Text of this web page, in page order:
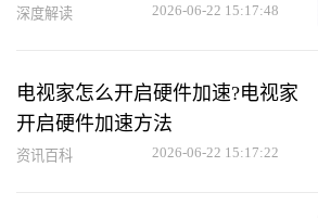
深度解读 2026-06-22 15:17:48
电视家怎么开启硬件加速?电视家
开启硬件加速方法
资讯百科 2026-06-22 15:17:22